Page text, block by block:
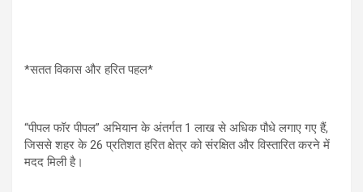
*सतत विकास और हरित पहल*
“पीपल फॉर पीपल” अभियान के अंतर्गत 1 लाख से अधिक पौधे लगाए गए हैं,
जिससे शहर के 26 प्रतिशत हरित क्षेत्र को संरक्षित और विस्तारित करने में
मदद मिली है।